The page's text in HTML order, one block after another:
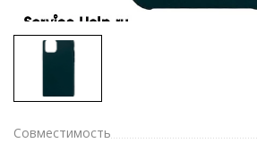
Совместимость